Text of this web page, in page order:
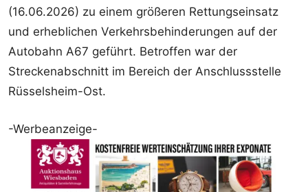
(16.06.2026) zu einem größeren Rettungseinsatz
und erheblichen Verkehrsbehinderungen auf der
Autobahn A67 geführt. Betroffen war der
Streckenabschnitt im Bereich der Anschlussstelle
Rüsselsheim-Ost.
-Werbeanzeige-